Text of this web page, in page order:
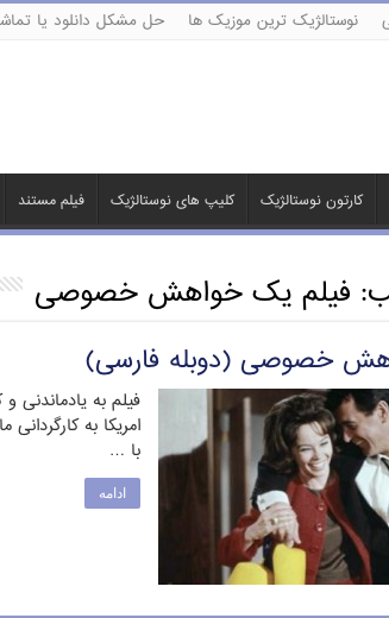
نوستالژیک ترین موزیک ها حل مشکل دانلود یا
کارتون نوستالژیک کلیپ های نوستالژیک فیلم مستند
فیلم یک خواهش خصوصی
خصوصی (دوبله فارسی)
امریکا به
با …
ادامه